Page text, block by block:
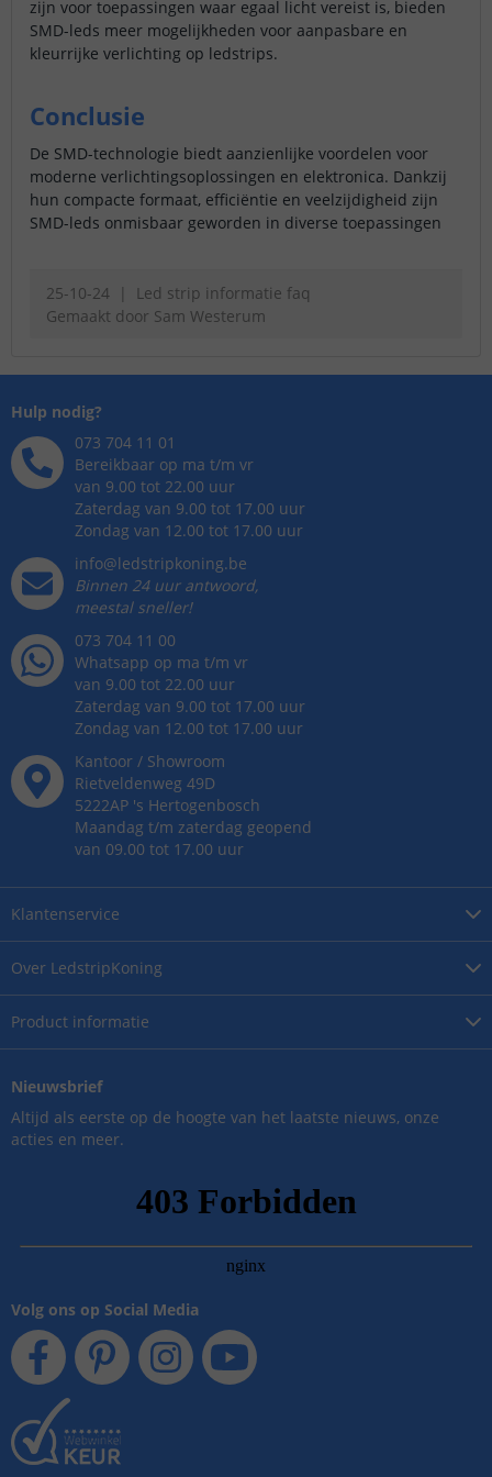
zijn voor toepassingen waar egaal licht vereist is, bieden
SMD-leds meer mogelijkheden voor aanpasbare en
kleurrijke verlichting op ledstrips.
Conclusie
De SMD-technologie biedt aanzienlijke voordelen voor
moderne verlichtingsoplossingen en elektronica. Dankzij
hun compacte formaat, efficiëntie en veelzijdigheid zijn
SMD-leds onmisbaar geworden in diverse toepassingen
25-10-24
Led strip informatie faq
Gemaakt door Sam Westerum
Over LedstripKoning
Product informatie
Klantenservice
Hulp nodig?
073 704 11 01
Bereikbaar op ma t/m vr
van 9.00 tot 22.00 uur
Zaterdag van 9.00 tot 17.00 uur
Zondag van 12.00 tot 17.00 uur
info@ledstripkoning.be
Binnen 24 uur antwoord,
meestal sneller!
073 704 11 00
Whatsapp op ma t/m vr
van 9.00 tot 22.00 uur
Zaterdag van 9.00 tot 17.00 uur
Zondag van 12.00 tot 17.00 uur
Kantoor / Showroom
Rietveldenweg 49D
5222AP 's Hertogenbosch
Maandag t/m zaterdag geopend
van 09.00 tot 17.00 uur
Nieuwsbrief
Altijd als eerste op de hoogte van het laatste nieuws, onze
acties en meer.
Volg ons op Social Media